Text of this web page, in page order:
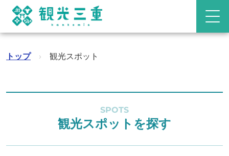
トップ › 観光スポット
SPOTS
観光スポットを探す